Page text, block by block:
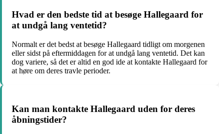
Hvad er den bedste tid at besøge Hallegaard for
at undgå lang ventetid?
Normalt er det bedst at besøge Hallegaard tidligt om morgenen
eller sidst på eftermiddagen for at undgå lang ventetid. Det kan
dog variere, så det er altid en god ide at kontakte Hallegaard for
at høre om deres travle perioder.
Kan man kontakte Hallegaard uden for deres
åbningstider?